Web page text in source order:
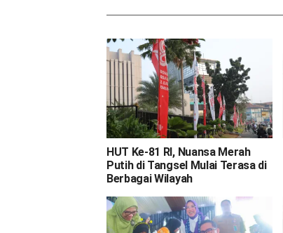
HUT Ke-81 RI, Nuansa Merah
Putih di Tangsel Mulai Terasa di
Berbagai Wilayah